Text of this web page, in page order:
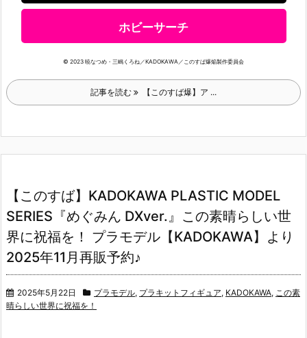
ホビーサーチ
© 2023 暁なつめ・三嶋くろね／KADOKAWA／このすば爆焔製作委員会
記事を読む 【このすば爆】ア ...
【このすば】KADOKAWA PLASTIC MODEL
SERIES『めぐみん DXver.』この素晴らしい世
界に祝福を！ プラモデル【KADOKAWA】より
2025年11月再販予約♪
2025年5月22日 プラモデル, プラキットフィギュア, KADOKAWA, この素
晴らしい世界に祝福を！